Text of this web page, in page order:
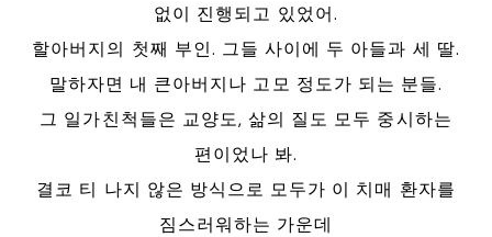
없이 진행되고 있었어.
할아버지의 첫째 부인. 그들 사이에 두 아들과 세 딸.
말하자면 내 큰아버지나 고모 정도가 되는 분들.
그 일가친척들은 교양도, 삶의 질도 모두 중시하는
편이었나 봐.
결코 티 나지 않은 방식으로 모두가 이 치매 환자를
짐스러워하는 가운데